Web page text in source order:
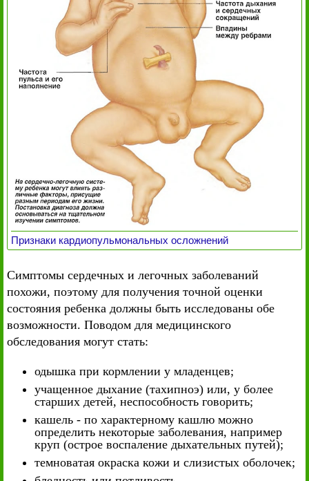
Признаки кардиопульмональных осложнений
Симптомы сердечных и легочных заболеваний
похожи, поэтому для получения точной оценки
состояния ребенка должны быть исследованы обе
возможности. Поводом для медицинского
обследования могут стать:
одышка при кормлении у младенцев;
учащенное дыхание (тахипноэ) или, у более
старших детей, неспособность говорить;
кашель - по характерному кашлю можно
определить некоторые заболевания, например
круп (острое воспаление дыхательных путей);
темноватая окраска кожи и слизистых оболочек;